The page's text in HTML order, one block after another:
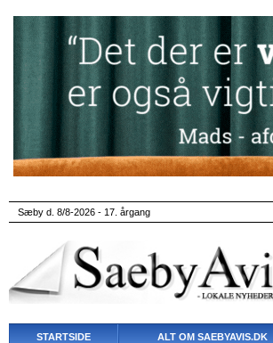
Sæby d. 8/8-2026 - 17. årgang
STARTSIDE ALT OM SAEBYAVIS.DK